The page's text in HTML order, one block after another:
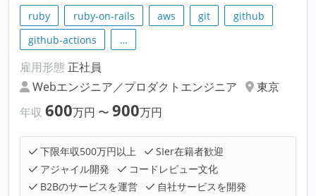
ruby ruby-on-rails aws git
github
github-actions
…
雇用形態 正社員
Webエンジニア／プロダクトエンジニア
東京
年収 600万円 〜 900万円
下限年収500万円以上
SIer在籍者歓迎
アジャイル開発
コードレビュー文化
B2Bのサービスを運営
自社サービスを開発